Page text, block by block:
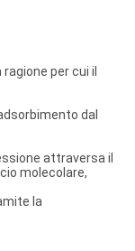
ragione per cui il
dal
attraversa il
molecolare,
la